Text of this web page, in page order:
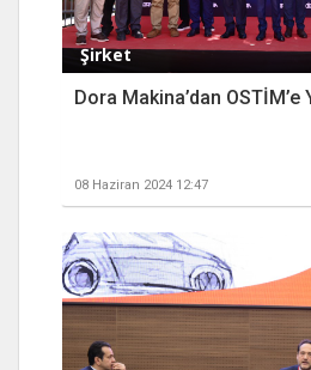
Şirket
Dora Makina’dan OSTİM’e
08 Haziran 2024 12:47